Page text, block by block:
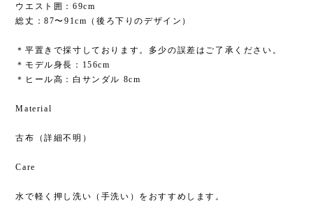
ウエスト囲：69cm
総丈：87〜91cm（後ろ下りのデザイン）
＊平置きで採寸しております。多少の誤差はご了承ください。
＊モデル身長：156cm
＊ヒール高：白サンダル 8cm
Material
古布（詳細不明）
Care
水で軽く押し洗い（手洗い）をおすすめします。